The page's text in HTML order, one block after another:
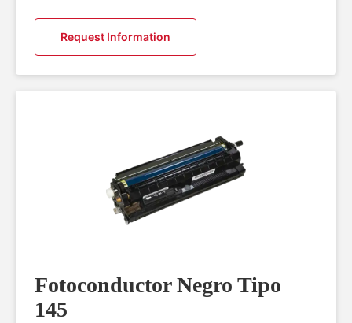
Request Information
Fotoconductor Negro Tipo
145